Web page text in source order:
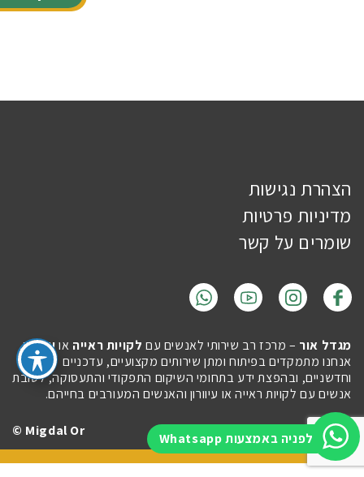
לפניה באמצעות Whatsapp
הצהרת נגישות
מדיניות פרטיות
שומרים על קשר
מגדל אור – מרכז רב שירותי לאנשים עם לקויות ראייה אועיוורון.
אנחנו מתמקדים בפיתוח ומתן שירותים מקצועיים, עדכניים
וחדשניים, ובהפצת ידע בתחומי השיקום התפקודי והתעסוקה, לטובת
אנשים עם לקויות ראייה או עיוורון והאנשים המעורבים בחייהם.
Imaginet
Migdal Or ©